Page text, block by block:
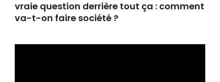
vraie question derrière tout ça : comment
va-t-on faire société ?